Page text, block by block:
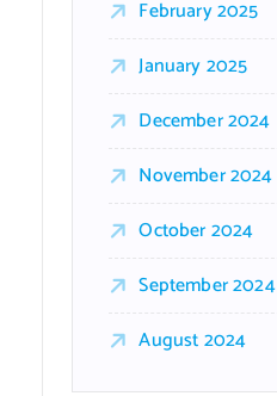
February 2025
January 2025
December 2024
November 2024
October 2024
September 2024
August 2024